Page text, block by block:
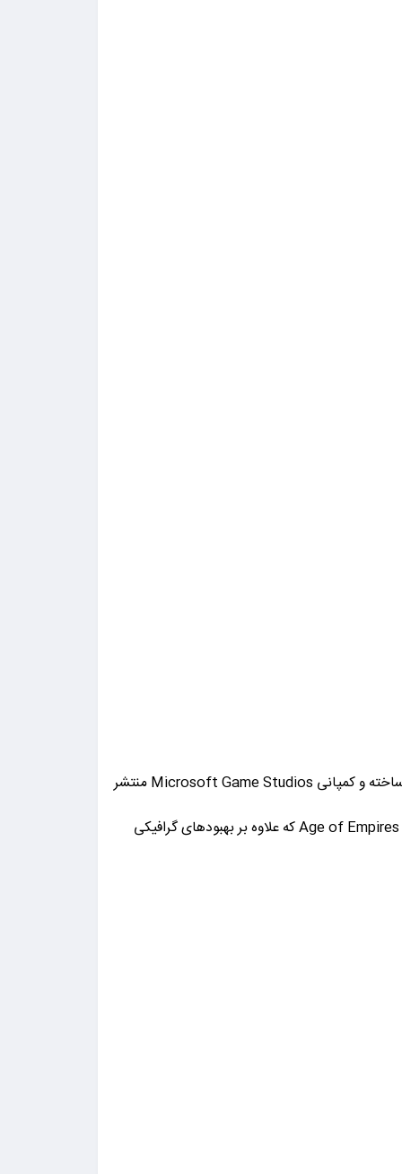
یک عنوان استراتژیکی می‌باشد که توسط استودیوی Tantalus Media ساخته و کمپانی Microsoft Game Studios منتشر
کرده است. این عنوان برای پلتفرم‌ PC به صورت انحصاری ساخته شده است. نسخه‌ی Definitive Edition از نسخه‌ی سوم بازی Age of Empires که علاوه بر بهبودهای گرافیکی